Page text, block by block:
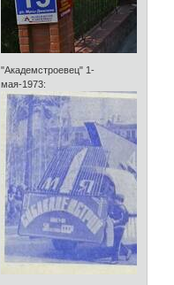
"Академстроевец" 1-
мая-1973: